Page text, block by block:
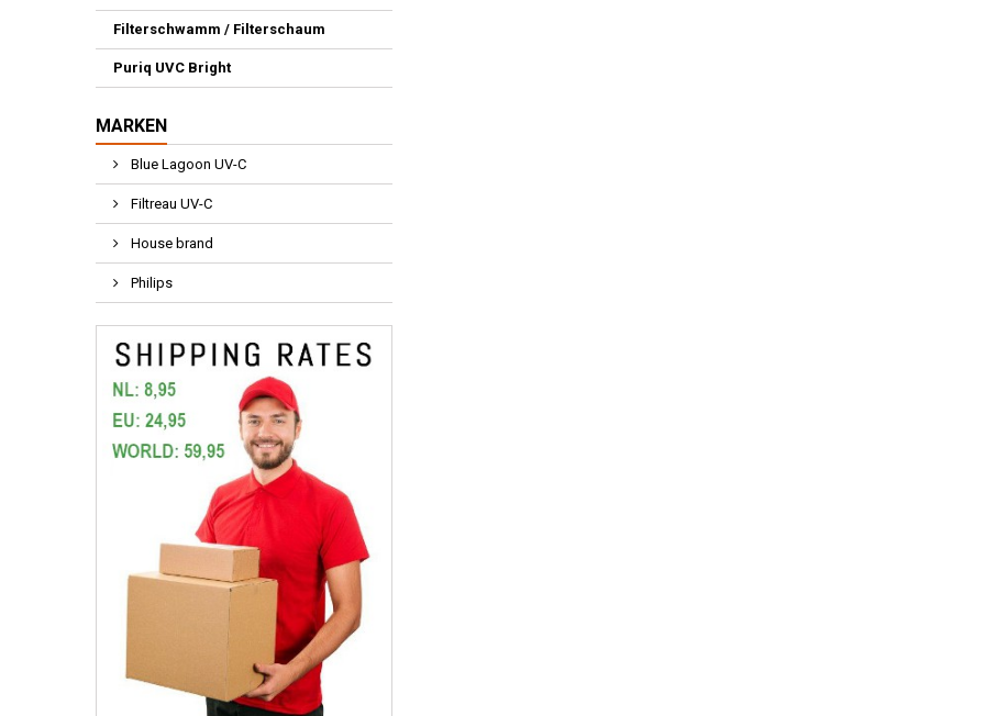
Filterschwamm / Filterschaum
Puriq UVC Bright
MARKEN
Blue Lagoon UV-C
Filtreau UV-C
House brand
Philips